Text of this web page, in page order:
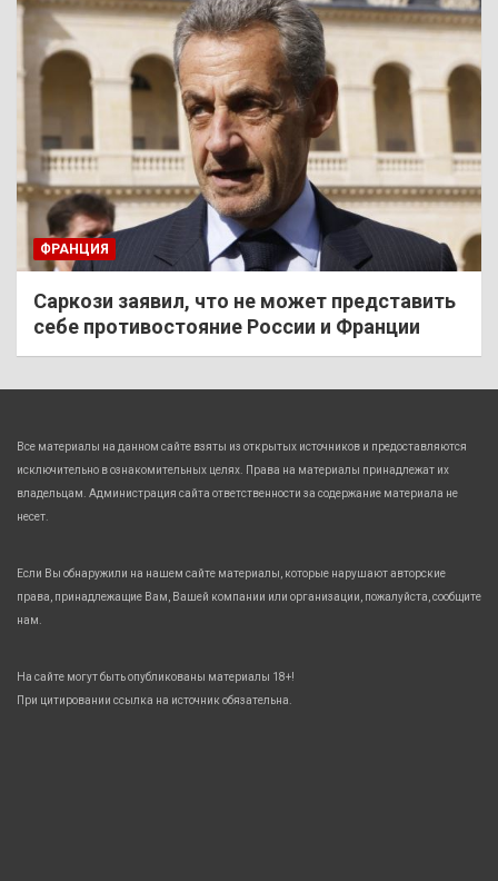
ФРАНЦИЯ
Саркози заявил, что не может представить
себе противостояние России и Франции
Все материалы на данном сайте взяты из открытых источников и предоставляются
исключительно в ознакомительных целях. Права на материалы принадлежат их
владельцам. Администрация сайта ответственности за содержание материала не
несет.
Если Вы обнаружили на нашем сайте материалы, которые нарушают авторские
права, принадлежащие Вам, Вашей компании или организации, пожалуйста, сообщите
нам.
На сайте могут быть опубликованы материалы 18+!
При цитировании ссылка на источник обязательна.